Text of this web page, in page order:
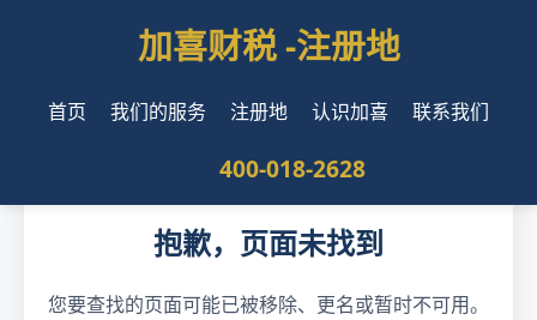
加喜财税 -注册地
首页 我们的服务 注册地 认识加喜 联系我们
400-018-2628
404
抱歉，页面未找到
您要查找的页面可能已被移除、更名或暂时不可用。